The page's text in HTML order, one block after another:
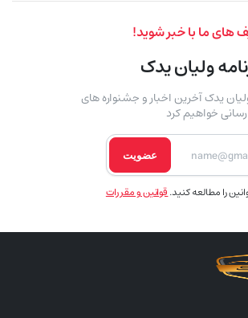
های ما با خبر شوید!
ولیان یدک
یدک آخرین اخبار و جشنواره های
خواهیم کرد
عضویت
را مطالعه کنید.قوانین و مقررات